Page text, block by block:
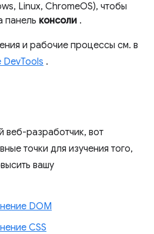
Linux, ChromeOS), чтобы
панель консоли .
и рабочие процессы см. в
.
веб-разработчик, вот
точки для изучения того,
вашу
DOM
CSS